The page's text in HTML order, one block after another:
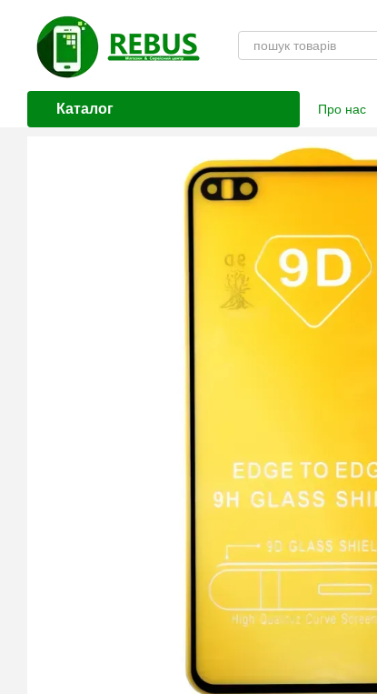
Перейти до основного контенту
Каталог Про нас